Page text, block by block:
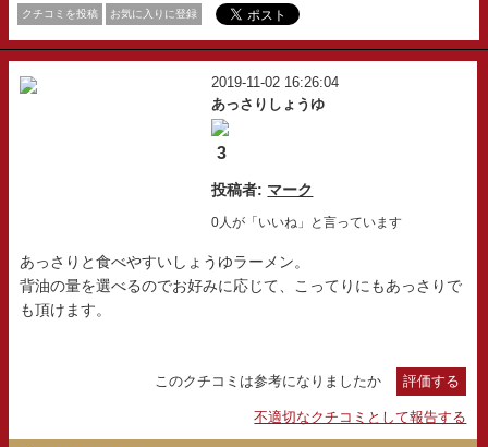
クチコミを投稿 お気に入りに登録
2019-11-02 16:26:04
あっさりしょうゆ
3
投稿者: マーク
0人が「いいね」と言っています
あっさりと食べやすいしょうゆラーメン。
背油の量を選べるのでお好みに応じて、こってりにもあっさりで
も頂けます。
このクチコミは参考になりましたか 評価する
不適切なクチコミとして報告する